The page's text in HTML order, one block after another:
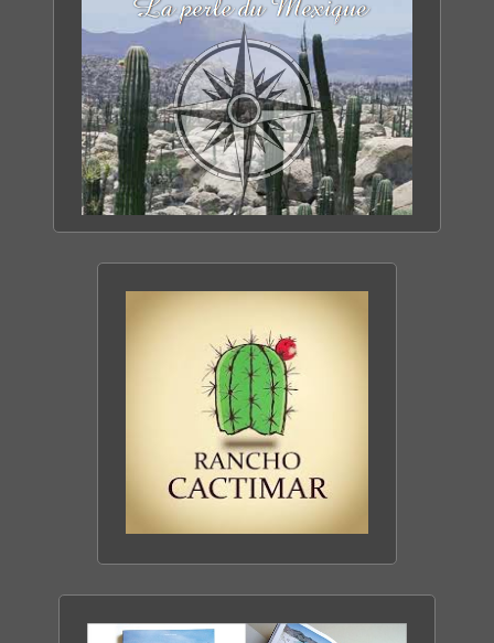
TOUT SAVOIR SUR
LA BASSE CALIFORNIE
DÉCOUVRIR LE SITE
CACTIMAR ECO-RANCH
ENTRE MER & DÉSERT